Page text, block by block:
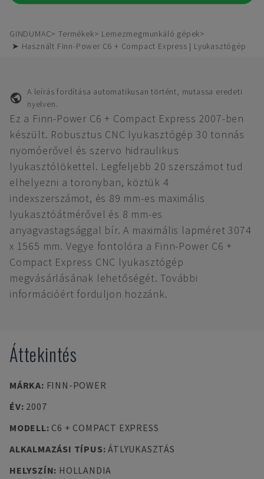
GINDUMAC Termékek
Lemezmegmunkáló gépek
➤ Használt Finn-Power C6 + Compact Express | Lyukasztógép
A leírás fordítása automatikusan történt, mutassa eredeti
nyelven.
Ez a Finn-Power C6 + Compact Express 2007-ben
készült. Robusztus CNC lyukasztógép 30 tonnás
nyomóerővel és szervo hidraulikus
lyukasztólökettel. Legfeljebb 20 szerszámot tud
elhelyezni a toronyban, köztük 4
indexszerszámot, és 89 mm-es maximális
lyukasztóátmérővel és 8 mm-es
anyagvastagsággal bír. A maximális lapméret 3074
x 1565 mm. Vegye fontolóra a Finn-Power C6 +
Compact Express CNC lyukasztógép
megvásárlásának lehetőségét. További
információért forduljon hozzánk.
Áttekintés
MÁRKA: FINN-POWER
ÉV: 2007
MODELL: C6 + COMPACT EXPRESS
ALKALMAZÁSI TÍPUS:ÁTLYUKASZTÁS
HELYSZÍN: HOLLANDIA